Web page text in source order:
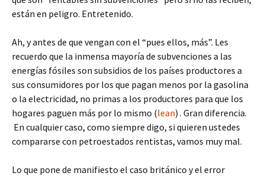
están en peligro. Entretenido.
Ah, y antes de que vengan con el “pues ellos, más”. Les
recuerdo que la inmensa mayoría de subvenciones a las
energías fósiles son subsidios de los países productores a
sus consumidores por los que pagan menos por la gasolina
o la electricidad, no primas a los productores para que los
hogares paguen más por lo mismo (lean) . Gran diferencia.
En cualquier caso, como siempre digo, si quieren ustedes
compararse con petroestados rentistas, vamos muy mal.
Lo que pone de manifiesto el caso británico y el error